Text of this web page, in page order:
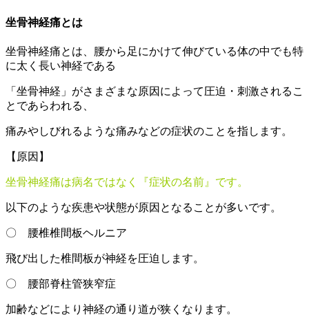
坐骨神経痛とは
坐骨神経痛とは、腰から足にかけて伸びている体の中でも特
に太く長い神経である
「坐骨神経」がさまざまな原因によって圧迫・刺激されるこ
とであらわれる、
痛みやしびれるような痛みなどの症状のことを指します。
【原因】
坐骨神経痛は病名ではなく『症状の名前』です。
以下のような疾患や状態が原因となることが多いです。
〇 腰椎椎間板ヘルニア
飛び出した椎間板が神経を圧迫します。
〇 腰部脊柱管狭窄症
加齢などにより神経の通り道が狭くなります。